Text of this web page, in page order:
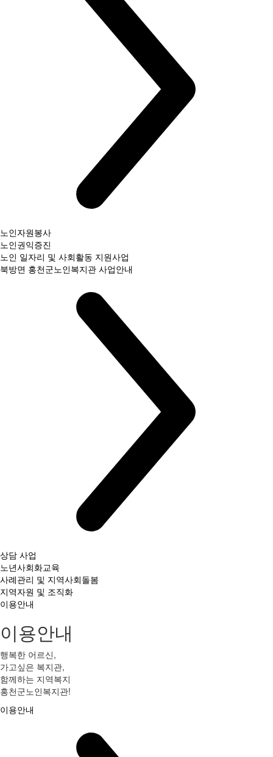
노인자원봉사
노인권익증진
노인 일자리 및 사회활동 지원사업
북방면 홍천군노인복지관 사업안내
상담 사업
노년사회화교육
사례관리 및 지역사회돌봄
지역자원 및 조직화
이용안내
이용안내
행복한 어르신,
가고싶은 복지관,
함께하는 지역복지
홍천군노인복지관!
이용안내